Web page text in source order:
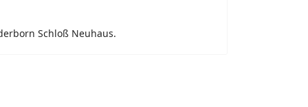
Schloß Neuhaus.